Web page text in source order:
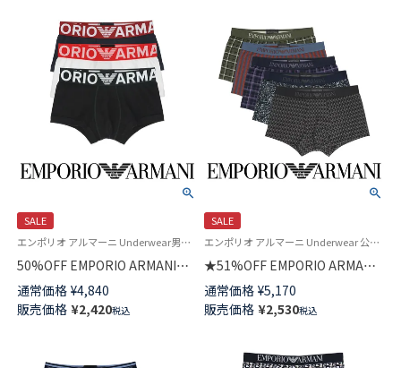
SALE
エンポリオ アルマーニ Underwear男性 メンズ 下着 パンツ ブランド
50%OFF EMPORIO ARMANI
MEGALOGO TRUNK メガロゴ
ボクサー パンツ EUサイズ メン
ズ 54051689
通常価格 ¥4,840
販売価格 ¥2,420税込
SALE
エンポリオ アルマーニ Underwear 公式オンラインショップ 紳士 下着
★51%OFF EMPORIO ARMANI
CLASSIC PATTERN MIX クラシ
ック パターン ボクサーパンツ
前閉じ EUサイズ メンズ
通常価格 ¥5,170
販売価格 ¥2,530税込